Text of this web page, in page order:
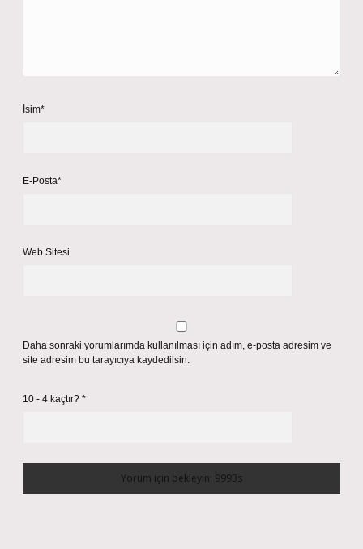
İsim*
E-Posta*
Web Sitesi
Daha sonraki yorumlarımda kullanılması için adım, e-posta adresim ve
site adresim bu tarayıcıya kaydedilsin.
10 - 4 kaçtır? *